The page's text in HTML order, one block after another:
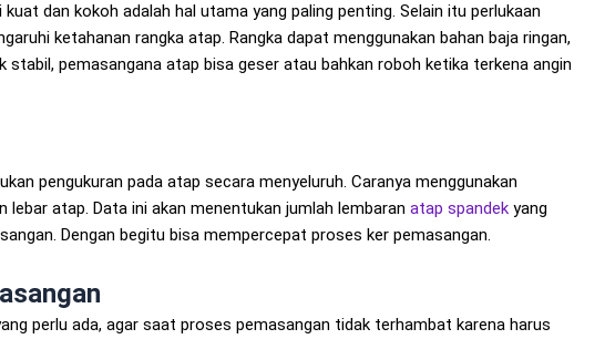
dan kokoh adalah hal utama yang paling penting. Selain itu perlukaan
ketahanan rangka atap. Rangka dapat menggunakan bahan baja ringan,
stabil, pemasangana atap bisa geser atau bahkan roboh ketika terkena angin
pengukuran pada atap secara menyeluruh. Caranya menggunakan
atap. Data ini akan menentukan jumlah lembaran atap spandek yang
Dengan begitu bisa mempercepat proses ker pemasangan.
perlu ada, agar saat proses pemasangan tidak terhambat karena harus